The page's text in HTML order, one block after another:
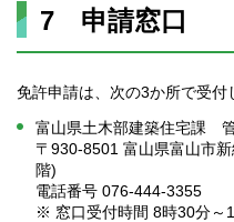
7 申請窓口
免許申請は、次の3か所で受付
富山県土木部建築住宅課
〒930-8501 富山県富山市
階)
電話番号 076-444-3355
※ 窓口受付時間 8時30分～